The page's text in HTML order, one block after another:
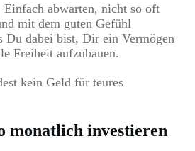
abwarten, nicht so oft
mit dem guten Gefühl
Du dabei bist, Dir ein Vermögen
Freiheit aufzubauen.
kein Geld für teures
monatlich investieren